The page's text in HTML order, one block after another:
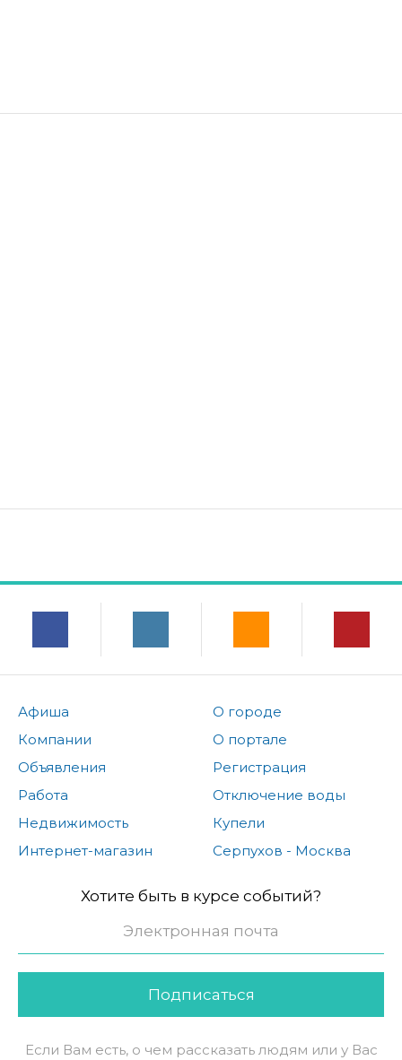
Афиша
Компании
Объявления
Работа
Недвижимость
Интернет-магазин
О городе
О портале
Регистрация
Отключение воды
Купели
Серпухов - Москва
Хотите быть в курсе событий?
Подписаться
Если Вам есть, о чем рассказать людям или у Вас